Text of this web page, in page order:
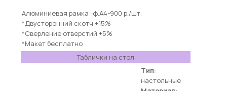
Алюминиевая рамка -ф.А4-900 р./шт.
*Двусторонний скотч +15%
*Сверление отверстий +5%
*Макет бесплатно
Таблички на стол
Тип:
настольные